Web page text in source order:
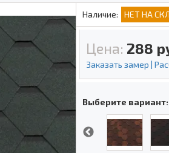
Наличие: НЕТ НА
Цена: 288
Заказать замер |
Выберите вариант: